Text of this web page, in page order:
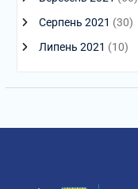
Серпень 2021 (30)
Липень 2021 (10)